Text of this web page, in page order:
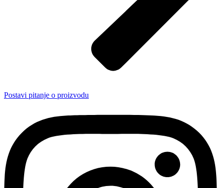
Postavi pitanje o proizvodu